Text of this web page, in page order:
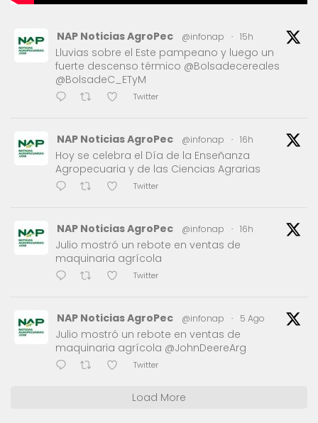
NAP Noticias AgroPec @infonap · 15h
Lluvias sobre el Este pampeano y luego un
fuerte descenso térmico @Bolsadecereales
@BolsadeC_ETyM
Twitter
NAP Noticias AgroPec @infonap · 16h
Hoy se celebra el Día de la Enseñanza
Agropecuaria y de las Ciencias Agrarias
Twitter
NAP Noticias AgroPec @infonap · 16h
Julio mostró un rebote en ventas de
maquinaria agrícola
Twitter
NAP Noticias AgroPec @infonap · 5 Ago
Julio mostró un rebote en ventas de
maquinaria agrícola @JohnDeereArg
Twitter
Load More